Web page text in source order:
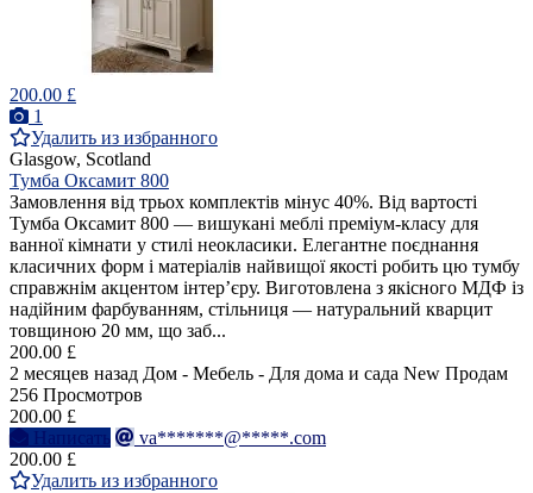
200.00 £
1
Удалить из избранного
Glasgow, Scotland
Тумба Оксамит 800
Замовлення від трьох комплектів мінус 40%. Від вартості
Тумба Оксамит 800 — вишукані меблі преміум-класу для
ванної кімнати у стилі неокласики. Елегантне поєднання
класичних форм і матеріалів найвищої якості робить цю тумбу
справжнім акцентом інтер’єру. Виготовлена з якісного МДФ із
надійним фарбуванням, стільниця — натуральний кварцит
товщиною 20 мм, що заб...
200.00 £
2 месяцев назад Дом - Мебель - Для дома и сада New Продам
256 Просмотров
200.00 £
Написать
va*******@*****.com
200.00 £
Удалить из избранного